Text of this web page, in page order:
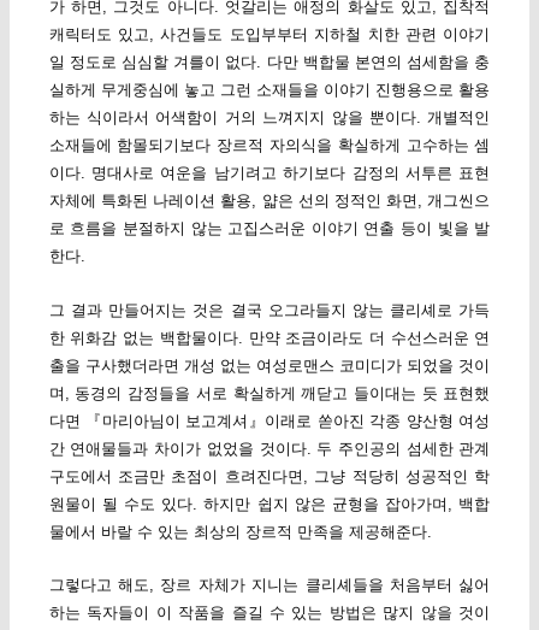
가 하면, 그것도 아니다. 엇갈리는 애정의 화살도 있고, 집착적
캐릭터도 있고, 사건들도 도입부부터 지하철 치한 관련 이야기
일 정도로 심심할 겨를이 없다. 다만 백합물 본연의 섬세함을 충
실하게 무게중심에 놓고 그런 소재들을 이야기 진행용으로 활용
하는 식이라서 어색함이 거의 느껴지지 않을 뿐이다. 개별적인
소재들에 함몰되기보다 장르적 자의식을 확실하게 고수하는 셈
이다. 명대사로 여운을 남기려고 하기보다 감정의 서투른 표현
자체에 특화된 나레이션 활용, 얇은 선의 정적인 화면, 개그씬으
로 흐름을 분절하지 않는 고집스러운 이야기 연출 등이 빛을 발
한다.
그 결과 만들어지는 것은 결국 오그라들지 않는 클리셰로 가득
한 위화감 없는 백합물이다. 만약 조금이라도 더 수선스러운 연
출을 구사했더라면 개성 없는 여성로맨스 코미디가 되었을 것이
며, 동경의 감정들을 서로 확실하게 깨닫고 들이대는 듯 표현했
다면 『마리아님이 보고계셔』이래로 쏟아진 각종 양산형 여성
간 연애물들과 차이가 없었을 것이다. 두 주인공의 섬세한 관계
구도에서 조금만 초점이 흐려진다면, 그냥 적당히 성공적인 학
원물이 될 수도 있다. 하지만 쉽지 않은 균형을 잡아가며, 백합
물에서 바랄 수 있는 최상의 장르적 만족을 제공해준다.
그렇다고 해도, 장르 자체가 지니는 클리셰들을 처음부터 싫어
하는 독자들이 이 작품을 즐길 수 있는 방법은 많지 않을 것이